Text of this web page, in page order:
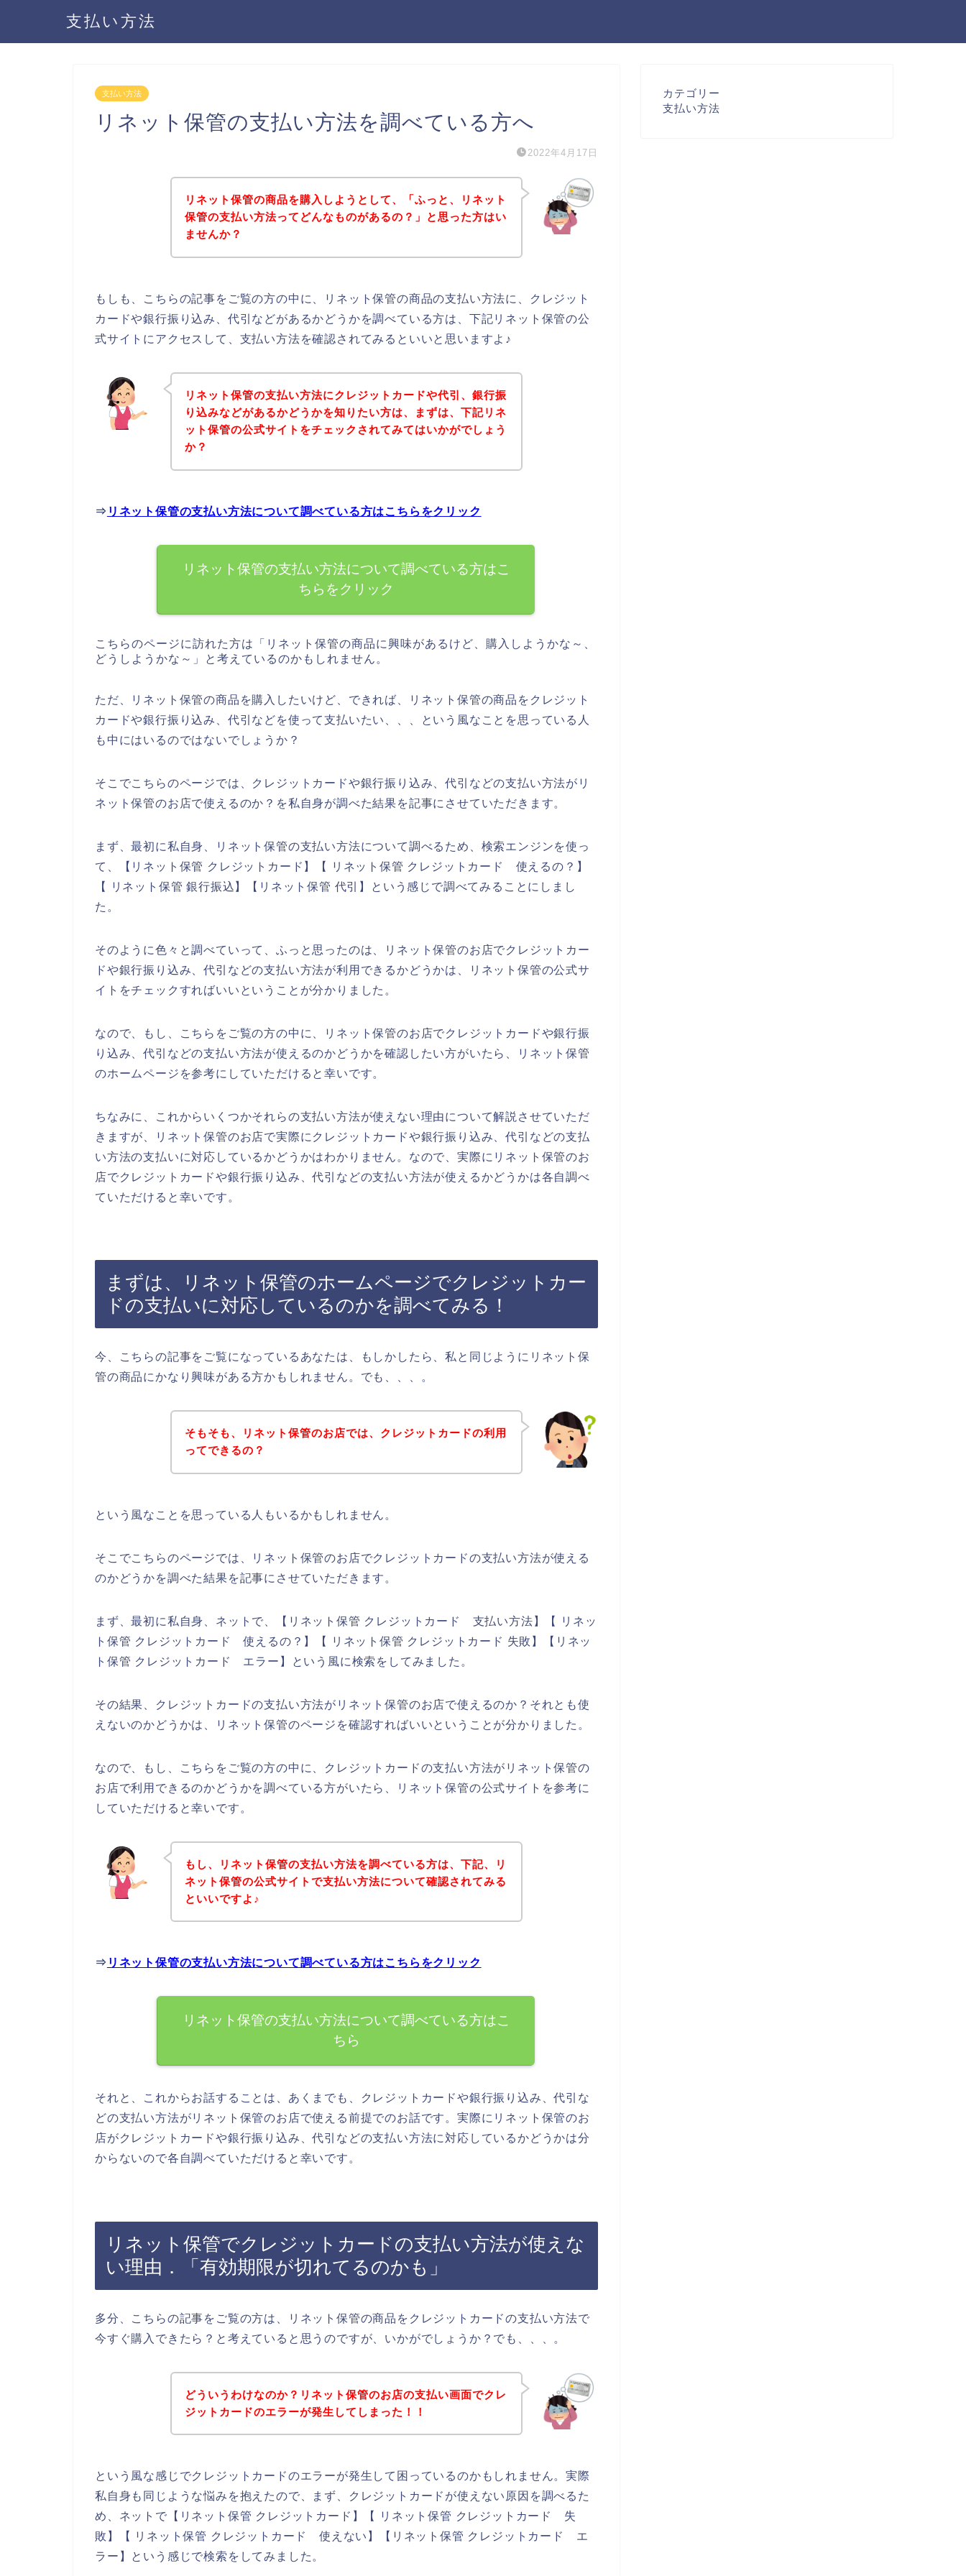
支払い方法
支払い方法
リネット保管の支払い方法を調べている方へ
2022年4月17日
リネット保管の商品を購入しようとして、「ふっと、リネット
保管の支払い方法ってどんなものがあるの？」と思った方はい
ませんか？
もしも、こちらの記事をご覧の方の中に、リネット保管の商品の支払い方法に、クレジット
カードや銀行振り込み、代引などがあるかどうかを調べている方は、下記リネット保管の公
式サイトにアクセスして、支払い方法を確認されてみるといいと思いますよ♪
リネット保管の支払い方法にクレジットカードや代引、銀行振
り込みなどがあるかどうかを知りたい方は、まずは、下記リネ
ット保管の公式サイトをチェックされてみてはいかがでしょう
か？
⇒ リネット保管の支払い方法について調べている方はこちらをクリック
リネット保管の支払い方法について調べている方はこ
ちらをクリック
こちらのページに訪れた方は「リネット保管の商品に興味があるけど、購入しようかな～、
どうしようかな～」と考えているのかもしれません。
ただ、リネット保管の商品を購入したいけど、できれば、リネット保管の商品をクレジット
カードや銀行振り込み、代引などを使って支払いたい、、、という風なことを思っている人
も中にはいるのではないでしょうか？
そこでこちらのページでは、クレジットカードや銀行振り込み、代引などの支払い方法がリ
ネット保管のお店で使えるのか？を私自身が調べた結果を記事にさせていただきます。
まず、最初に私自身、リネット保管の支払い方法について調べるため、検索エンジンを使っ
て、【リネット保管 クレジットカード】【 リネット保管 クレジットカード 使えるの？】
【 リネット保管 銀行振込】【リネット保管 代引】という感じで調べてみることにしまし
た。
そのように色々と調べていって、ふっと思ったのは、リネット保管のお店でクレジットカー
ドや銀行振り込み、代引などの支払い方法が利用できるかどうかは、リネット保管の公式サ
イトをチェックすればいいということが分かりました。
なので、もし、こちらをご覧の方の中に、リネット保管のお店でクレジットカードや銀行振
り込み、代引などの支払い方法が使えるのかどうかを確認したい方がいたら、リネット保管
のホームページを参考にしていただけると幸いです。
ちなみに、これからいくつかそれらの支払い方法が使えない理由について解説させていただ
きますが、リネット保管のお店で実際にクレジットカードや銀行振り込み、代引などの支払
い方法の支払いに対応しているかどうかはわかりません。なので、実際にリネット保管のお
店でクレジットカードや銀行振り込み、代引などの支払い方法が使えるかどうかは各自調べ
ていただけると幸いです。
まずは、リネット保管のホームページでクレジットカー
ドの支払いに対応しているのかを調べてみる！
今、こちらの記事をご覧になっているあなたは、もしかしたら、私と同じようにリネット保
管の商品にかなり興味がある方かもしれません。でも、、、。
そもそも、リネット保管のお店では、クレジットカードの利用
ってできるの？
という風なことを思っている人もいるかもしれません。
そこでこちらのページでは、リネット保管のお店でクレジットカードの支払い方法が使える
のかどうかを調べた結果を記事にさせていただきます。
まず、最初に私自身、ネットで、【リネット保管 クレジットカード 支払い方法】【 リネッ
ト保管 クレジットカード 使えるの？】【 リネット保管 クレジットカード 失敗】【リネッ
ト保管 クレジットカード エラー】という風に検索をしてみました。
その結果、クレジットカードの支払い方法がリネット保管のお店で使えるのか？それとも使
えないのかどうかは、リネット保管のページを確認すればいいということが分かりました。
なので、もし、こちらをご覧の方の中に、クレジットカードの支払い方法がリネット保管の
お店で利用できるのかどうかを調べている方がいたら、リネット保管の公式サイトを参考に
していただけると幸いです。
もし、リネット保管の支払い方法を調べている方は、下記、リ
ネット保管の公式サイトで支払い方法について確認されてみる
といいですよ♪
⇒ リネット保管の支払い方法について調べている方はこちらをクリック
リネット保管の支払い方法について調べている方はこ
ちら
それと、これからお話することは、あくまでも、クレジットカードや銀行振り込み、代引な
どの支払い方法がリネット保管のお店で使える前提でのお話です。実際にリネット保管のお
店がクレジットカードや銀行振り込み、代引などの支払い方法に対応しているかどうかは分
からないので各自調べていただけると幸いです。
リネット保管でクレジットカードの支払い方法が使えな
い理由．「有効期限が切れてるのかも」
多分、こちらの記事をご覧の方は、リネット保管の商品をクレジットカードの支払い方法で
今すぐ購入できたら？と考えていると思うのですが、いかがでしょうか？でも、、、。
どういうわけなのか？リネット保管のお店の支払い画面でクレ
ジットカードのエラーが発生してしまった！！
という風な感じでクレジットカードのエラーが発生して困っているのかもしれません。実際
私自身も同じような悩みを抱えたので、まず、クレジットカードが使えない原因を調べるた
め、ネットで【リネット保管 クレジットカード】【 リネット保管 クレジットカード 失
敗】【 リネット保管 クレジットカード 使えない】【リネット保管 クレジットカード エ
ラー】という感じで検索をしてみました。
カテゴリー
支払い方法